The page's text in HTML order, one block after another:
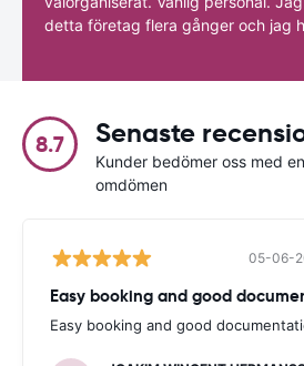
detta företag flera gånger och jag
8.7 Senaste
Kunder bedömer oss med
omdömen
05-06-
Easy booking and good